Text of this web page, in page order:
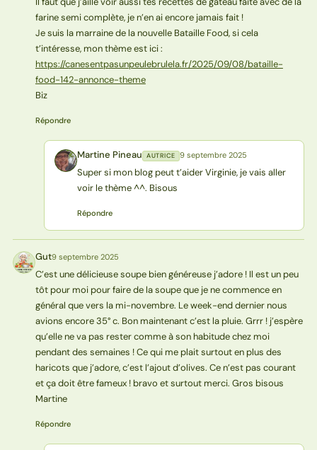
farine semi complète, je n’en ai encore jamais fait !
Je suis la marraine de la nouvelle Bataille Food, si cela
t’intéresse, mon thème est ici :
https://canesentpasunpeulebrulela.fr/2025/09/08/bataille-
food-142-annonce-theme
Biz
Répondre
MP Martine Pineau AUTRICE 9 septembre 2025
Super si mon blog peut t’aider Virginie, je vais aller
voir le thème ^^. Bisous
Répondre
G Gut9 septembre 2025
C’est une délicieuse soupe bien généreuse j’adore ! Il est un peu
tôt pour moi pour faire de la soupe que je ne commence en
général que vers la mi-novembre. Le week-end dernier nous
avions encore 35° c. Bon maintenant c’est la pluie. Grrr ! j’espère
qu’elle ne va pas rester comme à son habitude chez moi
pendant des semaines ! Ce qui me plait surtout en plus des
haricots que j’adore, c’est l’ajout d’olives. Ce n’est pas courant
et ça doit être fameux ! bravo et surtout merci. Gros bisous
Martine
Répondre